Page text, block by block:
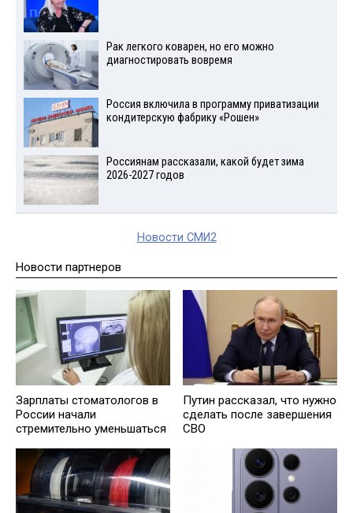
Рак легкого коварен, но его можно
диагностировать вовремя
Россия включила в программу приватизации
кондитерскую фабрику «Рошен»
Россиянам рассказали, какой будет зима
2026-2027 годов
Новости СМИ2
Новости партнеров
Зарплаты стоматологов в
России начали
стремительно уменьшаться
Путин рассказал, что нужно
сделать после завершения
СВО